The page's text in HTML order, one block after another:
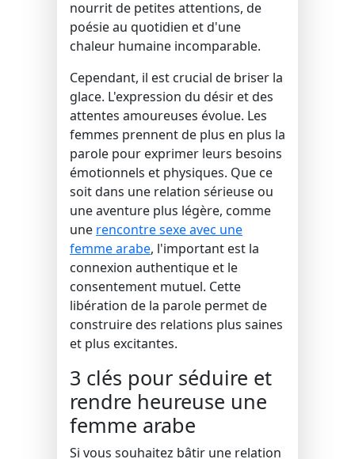
nourrit de petites attentions, de
poésie au quotidien et d'une
chaleur humaine incomparable.
Cependant, il est crucial de briser la
glace. L'expression du désir et des
attentes amoureuses évolue. Les
femmes prennent de plus en plus la
parole pour exprimer leurs besoins
émotionnels et physiques. Que ce
soit dans une relation sérieuse ou
une aventure plus légère, comme
une rencontre sexe avec une
femme arabe, l'important est la
connexion authentique et le
consentement mutuel. Cette
libération de la parole permet de
construire des relations plus saines
et plus excitantes.
3 clés pour séduire et
rendre heureuse une
femme arabe
Si vous souhaitez bâtir une relation